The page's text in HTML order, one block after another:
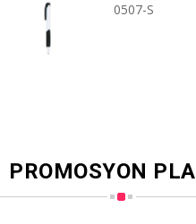
0507-S
PROMOSYON